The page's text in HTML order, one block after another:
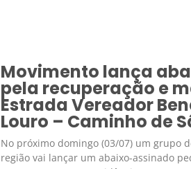
Movimento lança
pela recuperação e
Estrada Vereador
Louro – Caminho de
No próximo domingo (03/07) um grupo
região vai lançar um abaixo-assinado